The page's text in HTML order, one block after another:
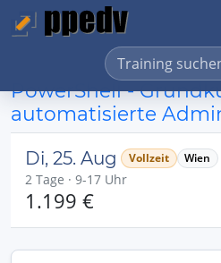
PowerShell -
automatisierte
Di, 25. Aug Vollzeit Wien
2 Tage · 9-17 Uhr
1.199 €